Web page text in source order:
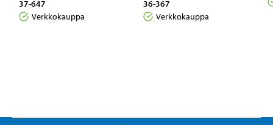
37-647
Verkkokauppa
36-367
Verkkokauppa